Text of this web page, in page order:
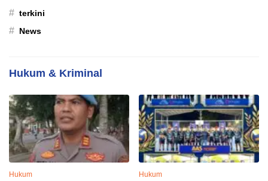
# terkini
# News
Hukum & Kriminal
Hukum Hukum